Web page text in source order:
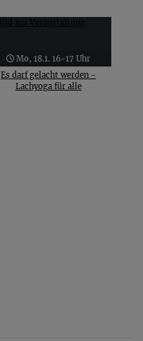
Mo, 18.1. 16-17 Uhr
Es darf gelacht werden -
Lachyoga für alle